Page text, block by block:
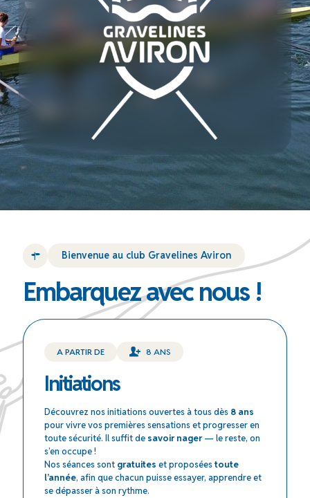
Bienvenue au club Gravelines Aviron
Embarquez avec nous !
A PARTIR DE 8 ANS
Initiations
Découvrez nos initiations ouvertes à tous dès 8 ans
pour vivre vos premières sensations et progresser en
toute sécurité. Il suffit de savoir nager— le reste, on
s’en occupe !
Nos séances sont gratuites et proposéestoute
l’année, afin que chacun puisse essayer, apprendre et
se dépasser à son rythme.